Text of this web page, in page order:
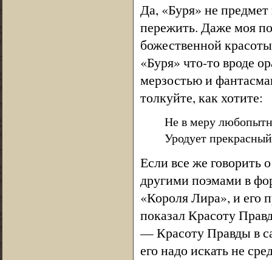
Да, «Буря» не предмет
пережить. Даже моя
божественной
«Буря» что-то вроде
мерзостью и
толкуйте, как хотите:
Не в меру
Уродует
Если все же говорить
другими поэмами в
«Короля Лира», и его
показал Красоту
— Красоту Правды в
его надо искать не